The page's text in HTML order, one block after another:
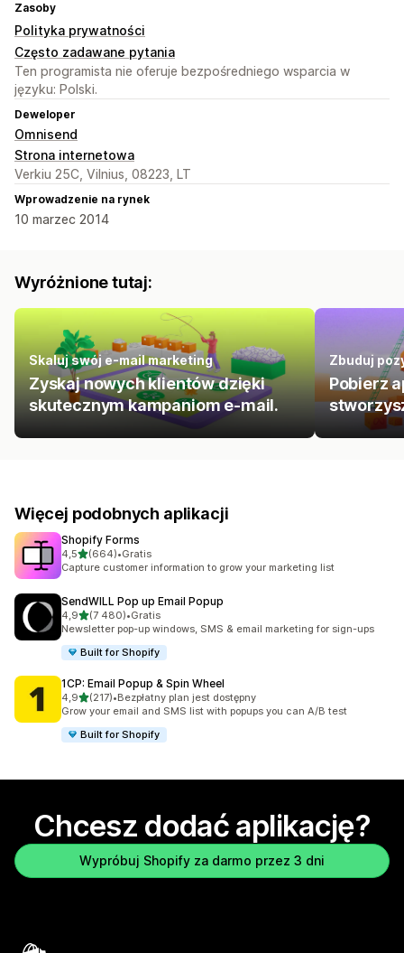
Zasoby
Polityka prywatności
Często zadawane pytania
Ten programista nie oferuje bezpośredniego wsparcia w
języku: Polski.
Deweloper
Omnisend
Strona internetowa
Verkiu 25C, Vilnius, 08223, LT
Wprowadzenie na rynek
10 marzec 2014
Wyróżnione tutaj:
Skaluj swój e-mail marketing
Zyskaj nowych klientów dzięki
skutecznym kampaniom e-mail.
Zbuduj
Pobierz
Więcej podobnych aplikacji
Shopify Forms
4,5na 5 gwiazdek
(664)
Łączna liczba recenzji: 664
•Gratis
Capture customer information to grow your marketing list
SendWILL Pop up Email Popup
4,9na 5 gwiazdek
(7 480)
Łączna liczba recenzji: 7480
•Gratis
Newsletter pop-up windows, SMS & email marketing for sign-ups
Built for Shopify
1CP: Email Popup & Spin Wheel
4,9na 5 gwiazdek
(217)
Łączna liczba recenzji: 217
•Bezpłatny plan jest dostępny
Grow your email and SMS list with popups you can A/B test
Built for Shopify
Chcesz dodać aplikację?
Wypróbuj Shopify za darmo przez 3 dni